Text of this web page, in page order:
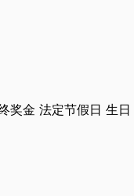
奖金 法定节假日 生日